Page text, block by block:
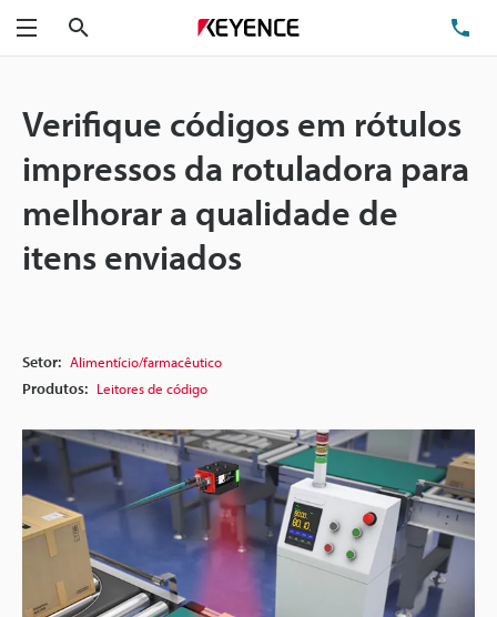
Menu
Verifique códigos em rótulos
impressos da rotuladora para
melhorar a qualidade de
itens enviados
Setor: Alimentício/farmacêutico
Produtos: Leitores de código